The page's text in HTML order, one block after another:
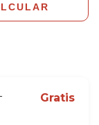
Gratis